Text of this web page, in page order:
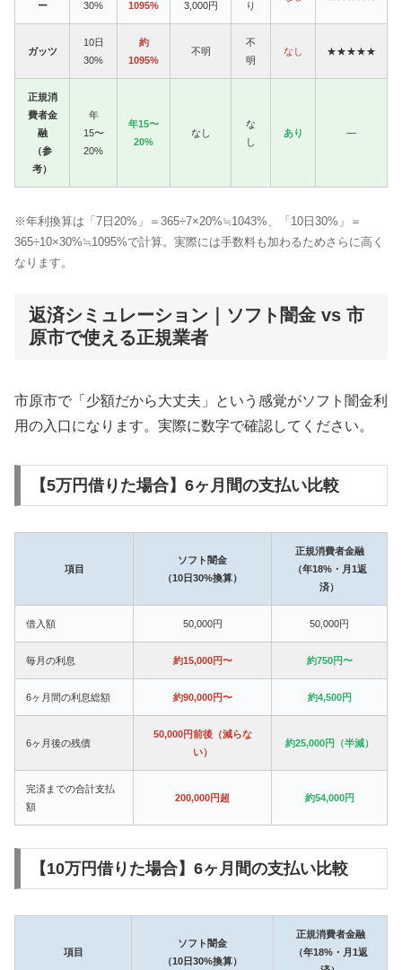
ー
30%
1095%
3,000円
り
ガッツ
10日
30%
約
1095%
不明
不
明
なし ★★★★★
正規消
費者金
融
（参
考）
年
15〜
20%
年15〜
20%
なし
な
し
あり —
※年利換算は「7日20%」＝365÷7×20%≒1043%、「10日30%」＝
365÷10×30%≒1095%で計算。実際には手数料も加わるためさらに高く
なります。
返済シミュレーション｜ソフト闇金 vs 市
原市で使える正規業者
市原市で「少額だから大丈夫」という感覚がソフト闇金利
用の入口になります。実際に数字で確認してください。
【5万円借りた場合】6ヶ月間の支払い比較
項目
ソフト闇金
（10日30%換算）
正規消費者金融
（年18%・月1返
済）
借入額 50,000円 50,000円
毎月の利息 約15,000円〜 約750円〜
6ヶ月間の利息総額 約90,000円〜 約4,500円
6ヶ月後の残債
50,000円前後（減らな
い）
約25,000円（半減）
完済までの合計支払
額
200,000円超 約54,000円
【10万円借りた場合】6ヶ月間の支払い比較
項目
ソフト闇金
（10日30%換算）
正規消費者金融
（年18%・月1返